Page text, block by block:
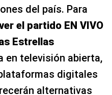
del país. Para
el partido EN VIVO
Estrellas
en televisión abierta,
digitales
alternativas